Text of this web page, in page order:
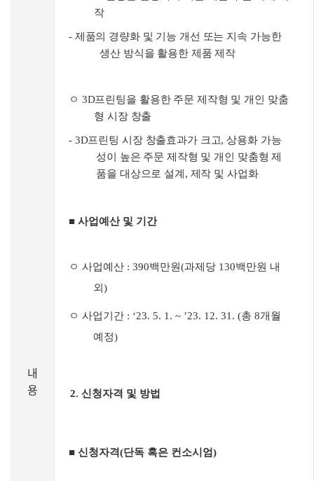
내
용
작
- 제품의 경량화 및 기능 개선 또는 지속 가능한
생산 방식을 활용한 제품 제작
ㅇ 3D프린팅을 활용한 주문 제작형 및 개인 맞춤
형 시장 창출
- 3D프린팅 시장 창출효과가 크고,상용화 가능
성이 높은 주문 제작형 및 개인 맞춤형 제
품을 대상으로 설계 , 제작 및 사업화
■ 사업예산 및 기간
ㅇ 사업예산 : 390백만원(과제당 130백만원 내
외)
ㅇ 사업기간 : ‘23. 5. 1. ~ ’23. 12. 31. (총 8개월
예정)
2. 신청자격 및 방법
■ 신청자격(단독 혹은 컨소시엄)